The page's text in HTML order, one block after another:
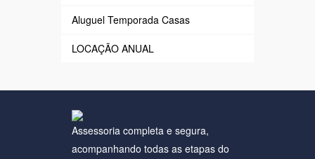
Aluguel Temporada Casas
LOCAÇÃO ANUAL
Assessoria completa e segura,
acompanhando todas as etapas do